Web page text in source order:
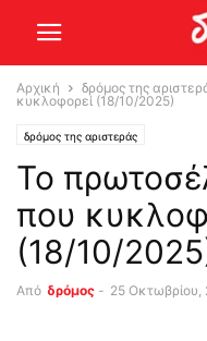
Αρχική δρόμος της
κυκλοφορεί (18/10/2025)
δρόμος της αριστεράς
Το
που
(18/10/
Από δρόμος - 25 Οκτωβρίου,